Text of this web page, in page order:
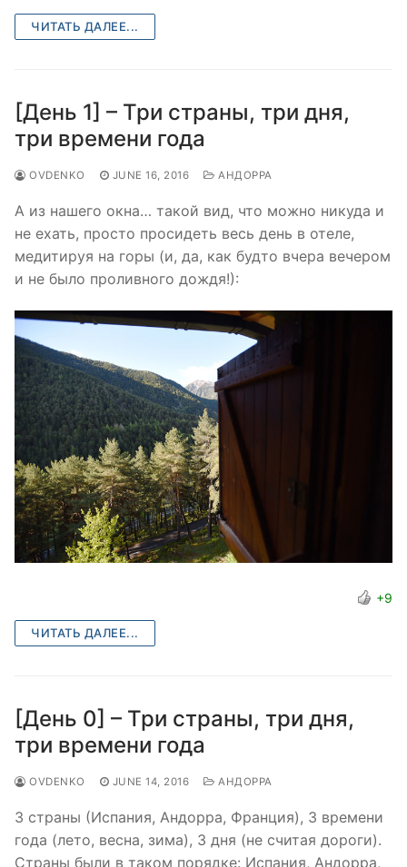
ЧИТАТЬ ДАЛЕЕ...
[День 1] – Три страны, три дня,
три времени года
OVDENKO JUNE 16, 2016 АНДОРРА
А из нашего окна… такой вид, что можно никуда и
не ехать, просто просидеть весь день в отеле,
медитируя на горы (и, да, как будто вчера вечером
и не было проливного дождя!):
+9
ЧИТАТЬ ДАЛЕЕ...
[День 0] – Три страны, три дня,
три времени года
OVDENKO JUNE 14, 2016 АНДОРРА
3 страны (Испания, Андорра, Франция), 3 времени
года (лето, весна, зима), 3 дня (не считая дороги).
Страны были в таком порядке: Испания, Андорра,